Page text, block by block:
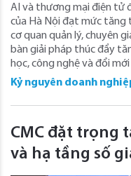
AI và thương mại điện tử
của Hà Nội đạt mức tăng
cơ quan quản lý, chuyên
bàn giải pháp thúc đẩy
học, công nghệ và đổi
Kỷ nguyên doanh
CMC đặt trọng
và hạ tầng số